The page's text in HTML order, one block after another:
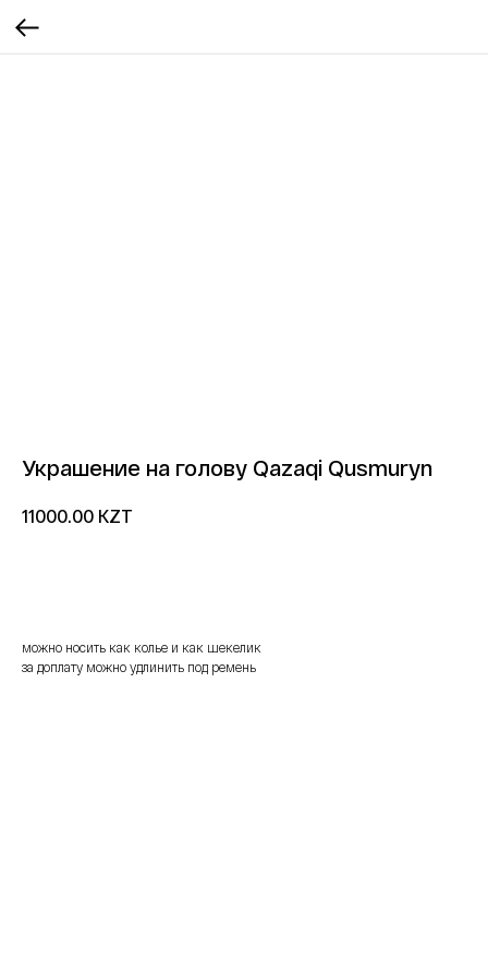
Украшение на голову Qazaqi Qusmuryn
11000.00 KZT
можно носить как колье и как шекелик
за доплату можно удлинить под ремень